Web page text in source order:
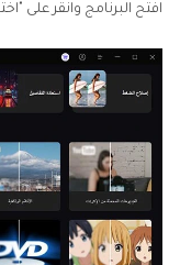
افتح البرنامج وانقر على